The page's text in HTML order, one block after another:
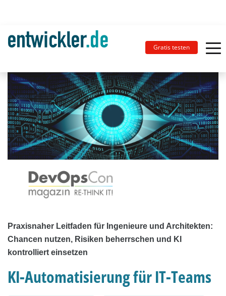
Gratis testen
Praxisnaher Leitfaden für Ingenieure und Architekten:
Chancen nutzen, Risiken beherrschen und KI
kontrolliert einsetzen
KI-Automatisierung für IT-Teams